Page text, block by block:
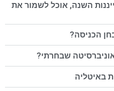
השנה, אוכל לשמור את
הכניסה?
שבחרתי?
באיטליה